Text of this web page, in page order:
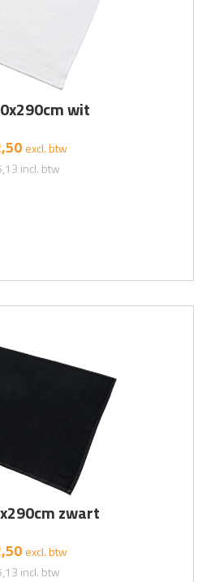
wit
excl. btw
incl. btw
zwart
excl. btw
incl. btw